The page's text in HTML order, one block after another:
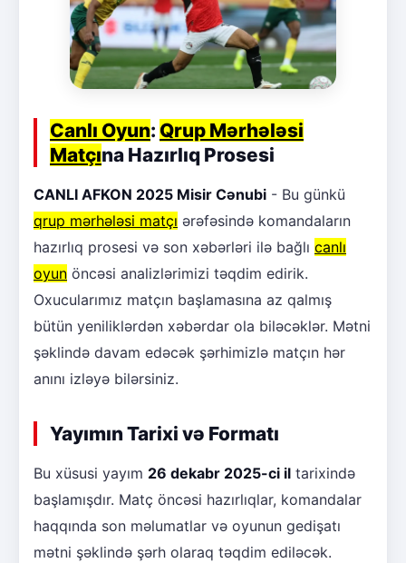
Canlı Oyun: Qrup Mərhələsi
Matçına Hazırlıq Prosesi
CANLI AFKON 2025 Misir Cənubi - Bu günkü
qrup mərhələsi matçı ərəfəsində komandaların
hazırlıq prosesi və son xəbərləri ilə bağlı canlı
oyun öncəsi analizlərimizi təqdim edirik.
Oxucularımız matçın başlamasına az qalmış
bütün yeniliklərdən xəbərdar ola biləcəklər. Mətni
şəklində davam edəcək şərhimizlə matçın hər
anını izləyə bilərsiniz.
Yayımın Tarixi və Formatı
Bu xüsusi yayım 26 dekabr 2025-ci il tarixində
başlamışdır. Matç öncəsi hazırlıqlar, komandalar
haqqında son məlumatlar və oyunun gedişatı
mətni şəklində şərh olaraq təqdim ediləcək.